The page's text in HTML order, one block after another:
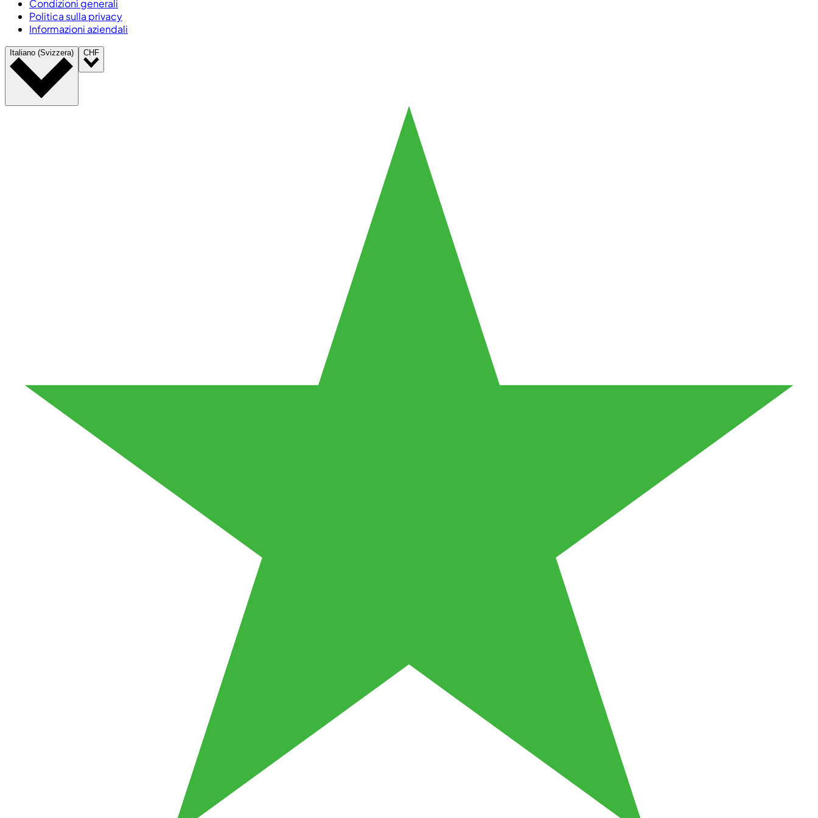
Condizioni generali
Politica sulla privacy
Informazioni aziendali
Italiano (Svizzera) CHF